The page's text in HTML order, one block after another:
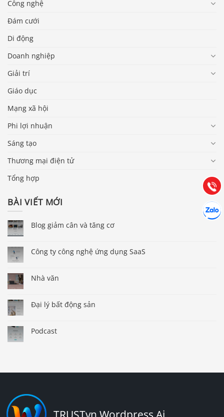
Công nghệ
Đám cưới
Di động
Doanh nghiệp
Giải trí
Giáo dục
Mạng xã hội
Phi lợi nhuận
Sáng tạo
Thương mại điện tử
Tổng hợp
BÀI VIẾT MỚI
Blog giảm cân và tăng cơ
Công ty công nghệ ứng dụng SaaS
Nhà văn
Đại lý bất động sản
Podcast
Gọi
Hướng dẫn & Hỗ trợ:
(028) 22.166.144
Chát